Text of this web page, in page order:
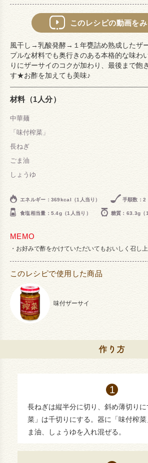
このレシピの動画をみ
風干し→乳酸発酵→１年甕詰め熟成したザ
プルな材料でも奥行きのある本格的な味わ
りにザーサイのコクが加わり、最後まで飽
す★お酢を加えても美味♪
材料（1人分）
中華麺
「味付榨菜」
長ねぎ
ごま油
しょうゆ
エネルギー：369kcal（1人当り） 手順数：2
食塩相当量：5.4g（1人当り） 糖質：63.3g（1
MEMO
お好みで酢をかけていただいてもおいしく召し上
このレシピで使用した商品
味付ザーサイ
長ねぎは縦半分に切り、斜め薄切り
菜」は千切りにする。器に「味付榨
ま油、しょうゆを入れ混ぜる。